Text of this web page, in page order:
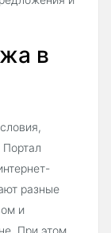
в
разные
и